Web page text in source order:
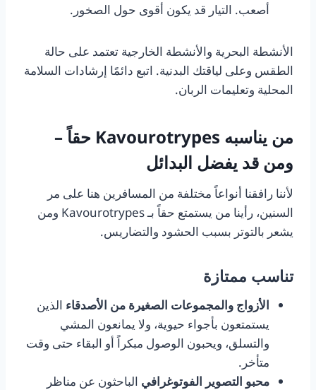
أصعب. التيار قد يكون أقوى حول الصخور.
الأنشطة البحرية والأنشطة الخارجية تعتمد على حالة
الطقس وعلى لياقتك البدنية. اتبع دائمًا إرشادات السلامة
المحلية وتعليمات الربان.
من يناسبه Kavourotrypes حقاً –
ومن قد يفضل البدائل
لأننا رافقنا أنواعاً مختلفة من المسافرين هنا على مر
السنين، رأينا من يستمتع حقاً بـ Kavourotrypes ومن
يشعر بالتوتر بسبب الحشود والتضاريس.
تناسب ممتازة
الأزواج والمجموعات الصغيرة من الأصدقاء الذين
يستمتعون بأجواء حيوية، ولا يمانعون المشي
والتسلق، ويحبون الوصول مبكراً أو البقاء حتى وقت
متأخر.
محبو التصوير الفوتوغرافي الباحثون عن مناظر